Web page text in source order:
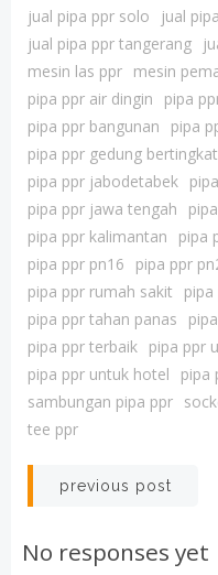
jual pipa ppr solo
jual
jual pipa ppr tangerang
mesin las ppr mesin
pipa ppr air dingin
pipa
pipa ppr bangunan
pipa
pipa ppr gedung bertingkat
pipa ppr jabodetabek
pipa ppr jawa tengah
pipa ppr kalimantan
pipa
pipa ppr pn16
pipa ppr
pipa ppr rumah sakit
pipa ppr tahan panas
pipa ppr terbaik pipa ppr
pipa ppr untuk hotel
pipa
sambungan pipa ppr
tee ppr
Post
navigation
previous post
No responses yet